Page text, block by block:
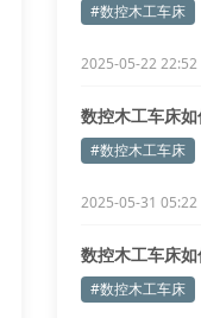
#数控木工车床
2025-05-22 22:52
数控木工车床
#数控木工车床
2025-05-31 05:22
数控木工车床
#数控木工车床